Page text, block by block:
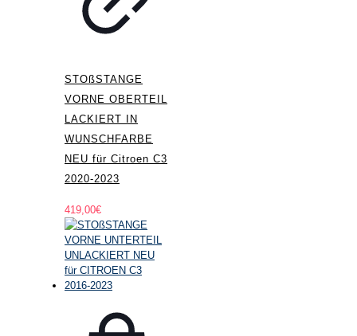
STOßSTANGE
VORNE OBERTEIL
LACKIERT IN
WUNSCHFARBE
NEU für Citroen C3
2020-2023
419,00€